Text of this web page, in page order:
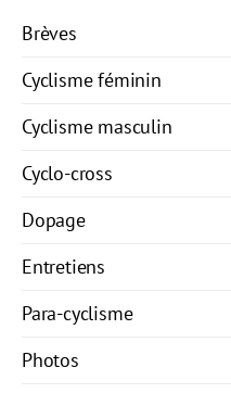
Brèves
Cyclisme féminin
Cyclisme masculin
Cyclo-cross
Dopage
Entretiens
Para-cyclisme
Photos